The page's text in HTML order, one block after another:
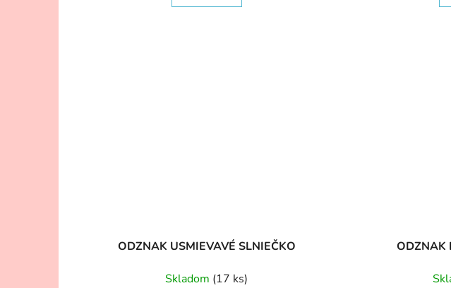
ODZNAK USMIEVAVÉ SLNIEČKO
Skladom (17 ks)
ODZNAK